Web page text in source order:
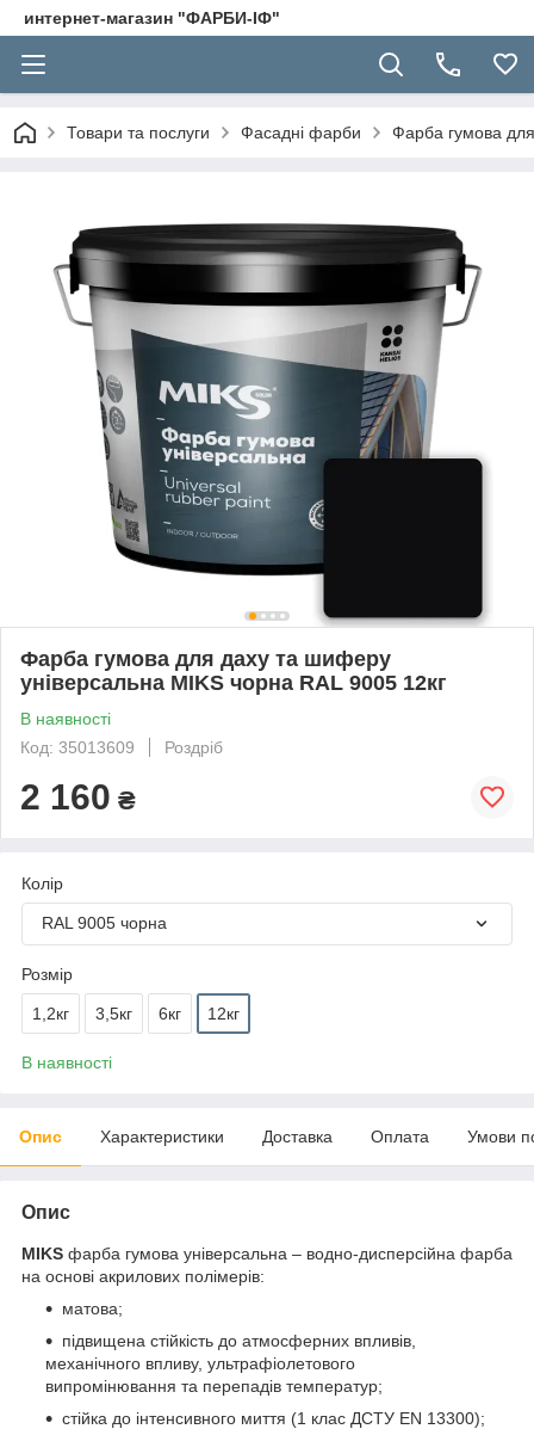
интернет-магазин "ФАРБИ-ІФ"
Товари та послуги Фасадні фарби Фарба гумова
Фарба гумова для даху та шиферу
універсальна MIKS чорна RAL 9005 12кг
В наявності
Код: 35013609
Роздріб
2 160 ₴
Колір
RAL 9005 чорна
Розмір
1,2кг 3,5кг 6кг 12кг
В наявності
Опис Характеристики Доставка Оплата Умови
Опис
MIKS фарба гумова універсальна – водно-дисперсійна фарба
на основі акрилових полімерів:
матова;
підвищена стійкість до атмосферних впливів,
механічного впливу, ультрафіолетового
випромінювання та перепадів температур;
стійка до інтенсивного миття (1 клас ДСТУ EN 13300);